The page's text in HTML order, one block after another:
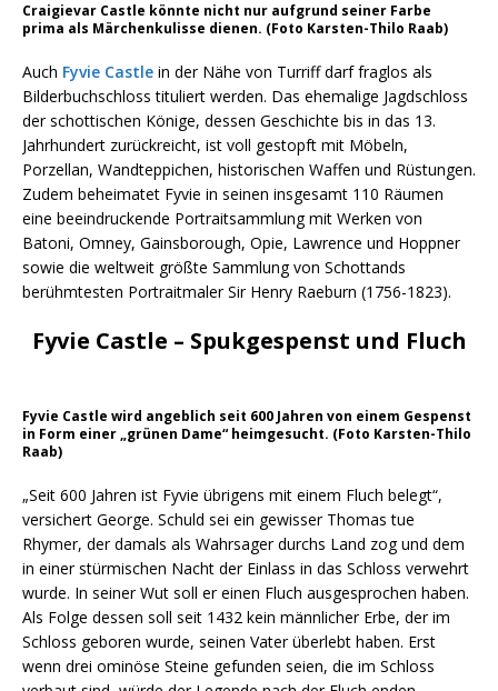
Craigievar Castle könnte nicht nur aufgrund seiner Farbe
prima als Märchenkulisse dienen. (Foto Karsten-Thilo Raab)
Auch Fyvie Castle in der Nähe von Turriff darf fraglos als
Bilderbuchschloss tituliert werden. Das ehemalige Jagdschloss
der schottischen Könige, dessen Geschichte bis in das 13.
Jahrhundert zurückreicht, ist voll gestopft mit Möbeln,
Porzellan, Wandteppichen, historischen Waffen und Rüstungen.
Zudem beheimatet Fyvie in seinen insgesamt 110 Räumen
eine beeindruckende Portraitsammlung mit Werken von
Batoni, Omney, Gainsborough, Opie, Lawrence und Hoppner
sowie die weltweit größte Sammlung von Schottands
berühmtesten Portraitmaler Sir Henry Raeburn (1756-1823).
Fyvie Castle – Spukgespenst und Fluch
Fyvie Castle wird angeblich seit 600 Jahren von einem Gespenst
in Form einer „grünen Dame“ heimgesucht. (Foto Karsten-Thilo
Raab)
„Seit 600 Jahren ist Fyvie übrigens mit einem Fluch belegt“,
versichert George. Schuld sei ein gewisser Thomas tue
Rhymer, der damals als Wahrsager durchs Land zog und dem
in einer stürmischen Nacht der Einlass in das Schloss verwehrt
wurde. In seiner Wut soll er einen Fluch ausgesprochen haben.
Als Folge dessen soll seit 1432 kein männlicher Erbe, der im
Schloss geboren wurde, seinen Vater überlebt haben. Erst
wenn drei ominöse Steine gefunden seien, die im Schloss